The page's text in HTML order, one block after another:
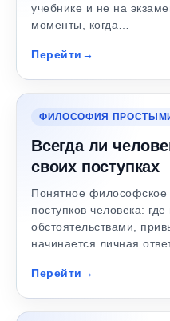
учебнике и не на
моменты, когда…
Перейти
ФИЛОСОФИЯ
Всегда ли
своих поступках
Понятное философское
поступков человека:
обстоятельствами,
начинается личная
Перейти